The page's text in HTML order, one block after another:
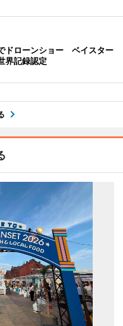
ドローンショー ベイスター
界記録認定